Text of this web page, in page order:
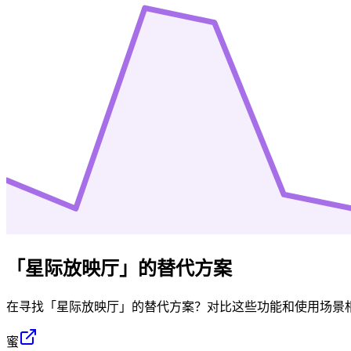
「 星际放映厅 」的替代方案
在寻找「 星际放映厅 」的替代方案？对比这些功能和使用场景
蜜